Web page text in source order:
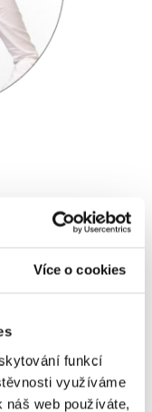
Více o cookies
funkcí
využíváme
náš web používáte,